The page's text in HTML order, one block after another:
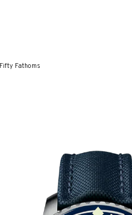
Fifty Fathoms